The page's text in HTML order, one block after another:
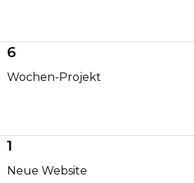
6
Wochen-Projekt
1
Neue Website